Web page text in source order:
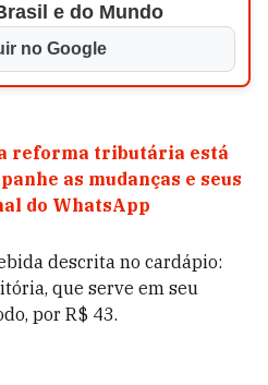
e do Mundo
no Google
reforma tributária está
as mudanças e seus
do WhatsApp
descrita no cardápio:
que serve em seu
por R$ 43.